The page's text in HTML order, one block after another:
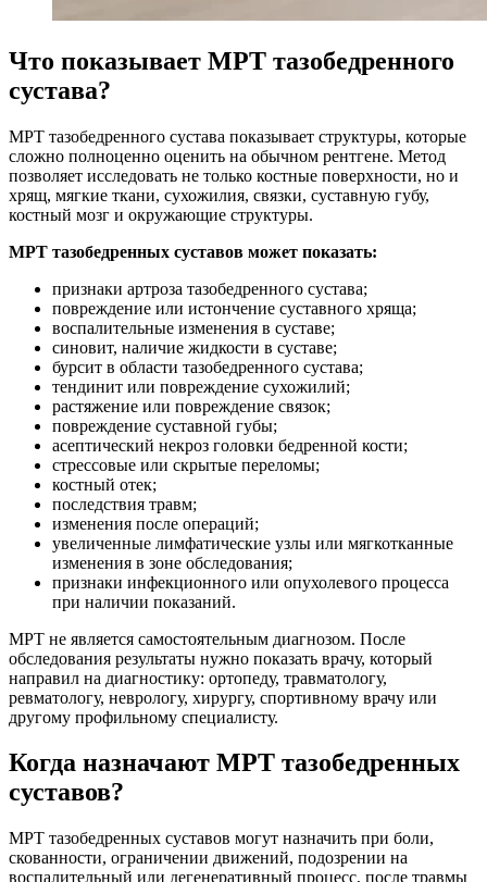
Что показывает МРТ тазобедренного
сустава?
МРТ тазобедренного сустава показывает структуры, которые
сложно полноценно оценить на обычном рентгене. Метод
позволяет исследовать не только костные поверхности, но и
хрящ, мягкие ткани, сухожилия, связки, суставную губу,
костный мозг и окружающие структуры.
МРТ тазобедренных суставов может показать:
признаки артроза тазобедренного сустава;
повреждение или истончение суставного хряща;
воспалительные изменения в суставе;
синовит, наличие жидкости в суставе;
бурсит в области тазобедренного сустава;
тендинит или повреждение сухожилий;
растяжение или повреждение связок;
повреждение суставной губы;
асептический некроз головки бедренной кости;
стрессовые или скрытые переломы;
костный отек;
последствия травм;
изменения после операций;
увеличенные лимфатические узлы или мягкотканные
изменения в зоне обследования;
признаки инфекционного или опухолевого процесса
при наличии показаний.
МРТ не является самостоятельным диагнозом. После
обследования результаты нужно показать врачу, который
направил на диагностику: ортопеду, травматологу,
ревматологу, неврологу, хирургу, спортивному врачу или
другому профильному специалисту.
Когда назначают МРТ тазобедренных
суставов?
МРТ тазобедренных суставов могут назначить при боли,
скованности, ограничении движений, подозрении на
воспалительный или дегенеративный процесс, после травмы